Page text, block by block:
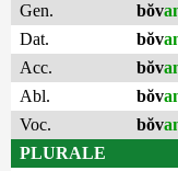
Gen.
bŏv
Dat.
bŏv
Acc.
bŏv
Abl.
bŏv
Voc.
bŏv
PLURALE